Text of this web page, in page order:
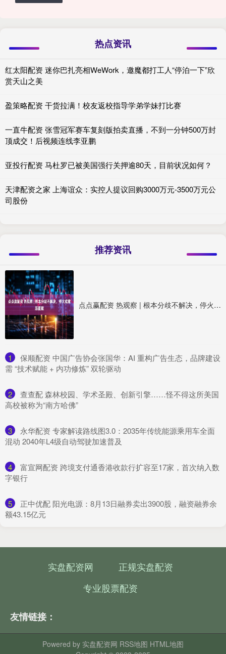
热点资讯
红太阳配资 迷你巴扎亮相WeWork，邀魔都打工人“停泊一下”欣
赏天山之美
盈策略配资 干货拉满！校友返校指导学弟学妹打比赛
一直牛配资 张雪冠军赛车复刻版拍卖直播，不到一分钟500万封
顶成交！后视频连线李亚鹏
亚投行配资 马杜罗已被美国强行关押逾80天，目前状况如何？
天津配资之家 上海谊众：实控人提议回购3000万元-3500万元公
司股份
推荐资讯
点点赢配资 热观察 | 根本分歧不解决，停火或重蹈覆辙
1
​保顺配资 中国广告协会张国华：AI 重构广告生态，品牌建设
需 “技术赋能 + 内功修炼” 双轮驱动
2
​查查配 森林校园、学术圣殿、创新引擎……怪不得这所美国
高校被称为“南方哈佛”
3
​永华配资 ​专家解读路线图3.0：2035年传统能源乘用车全面
混动 2040年L4级自动驾驶加速普及​
4
​富宣网配资 跨境支付通香港收款行扩容至17家，首次纳入数
字银行
5
​正中优配 阳光电源：8月13日融券卖出3900股，融资融券余
额43.15亿元
实盘配资网
正规实盘配资
专业股票配资
友情链接：
Powered by 实盘配资网 RSS地图 HTML地图